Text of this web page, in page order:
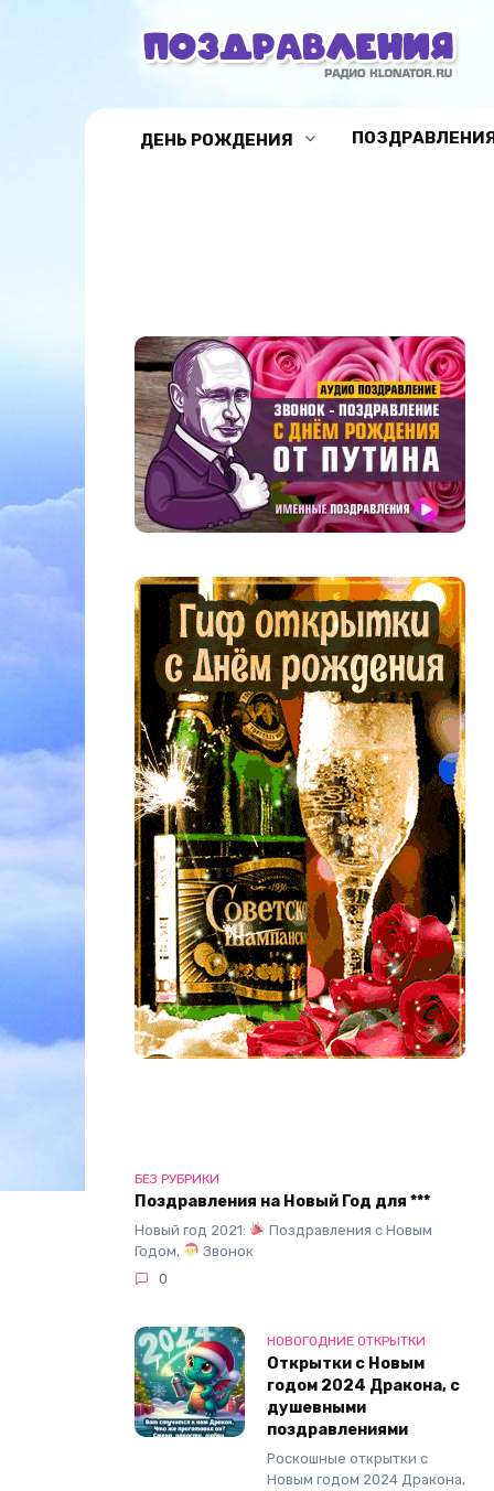
ДЕНЬ РОЖДЕНИЯ
БЕЗ РУБРИКИ
Поздравления на Новый Год для ***
Новый год 2021:
Поздравления с Новым
Годом,
Звонок
0
НОВОГОДНИЕ ОТКРЫТКИ
Открытки с Новым
годом 2024 Дракона, с
душевными
поздравлениями
Роскошные открытки с
Новым годом 2024 Дракона,